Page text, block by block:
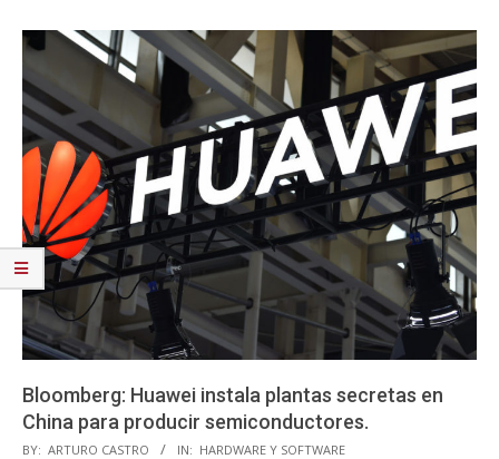
Bloomberg: Huawei instala plantas secretas en
China para producir semiconductores.
2023-
BY: ARTURO CASTRO IN: HARDWARE Y SOFTWARE